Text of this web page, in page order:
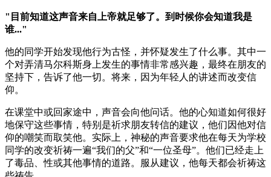
"目前知道这声音来自上帝就足够了。到时候你会知道我是
谁..."
他的同学开始发现他行为古怪，并怀疑发生了什么事。其中一
个对弄清马尔科斯身上发生的事情非常感兴趣，最终在朋友的
坚持下，告诉了他一切。将来，因为年轻人的讲述而改变信
仰。
在课堂中或回家途中，声音会向他问话。他的心知道如何很好
地保守这些事情，特别是祈求朋友转信的建议，他们因他对信
仰的嘲笑而取笑他。实际上，神秘的声音要求他在每天为学校
同学的改变祈祷一遍“我们的父”和“一位圣母”。他们已经走上
了毒品、性或其他事情的道路。服从建议，他每天都会祈祷这